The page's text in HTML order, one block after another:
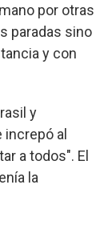
por otras
paradas sino
y con
y
increpó al
a todos". El
la